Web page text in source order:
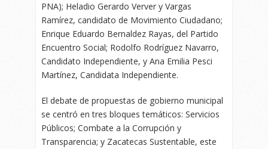
PNA); Heladio Gerardo Verver y Vargas
Ramírez, candidato de Movimiento Ciudadano;
Enrique Eduardo Bernaldez Rayas, del Partido
Encuentro Social; Rodolfo Rodríguez Navarro,
Candidato Independiente, y Ana Emilia Pesci
Martínez, Candidata Independiente.
El debate de propuestas de gobierno municipal
se centró en tres bloques temáticos: Servicios
Públicos; Combate a la Corrupción y
Transparencia; y Zacatecas Sustentable, este